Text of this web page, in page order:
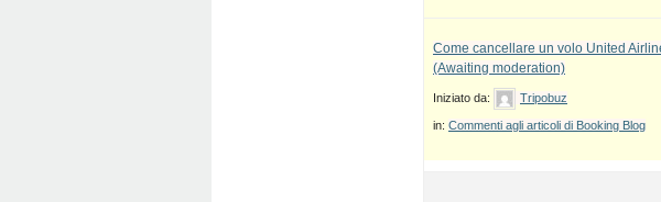
Come cancellare un volo United
(Awaiting moderation)
Iniziato da: Tripobuz
in: Commenti agli articoli di Booking Blog